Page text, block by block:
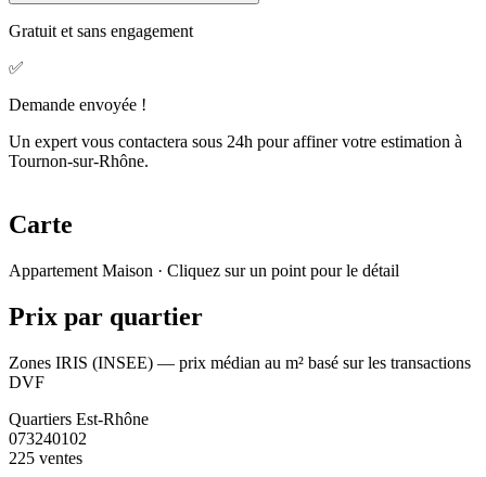
Gratuit et sans engagement
✅
Demande envoyée !
Un expert vous contactera sous 24h pour affiner votre estimation à
Tournon-sur-Rhône.
Carte
−
Appartement Maison · Cliquez sur un point pour le détail
Prix par quartier
Zones IRIS (INSEE) — prix médian au m² basé sur les transactions
DVF
Quartiers Est-Rhône
073240102
225 ventes